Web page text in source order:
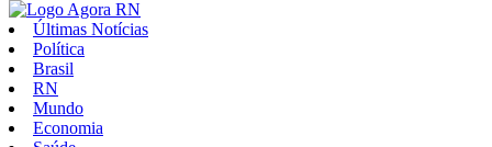
Últimas Notícias
Política
Brasil
RN
Mundo
Economia